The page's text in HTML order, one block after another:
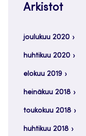
Arkistot
joulukuu 2020
huhtikuu 2020
elokuu 2019
heinäkuu 2018
toukokuu 2018
huhtikuu 2018